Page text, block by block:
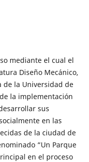
mediante el cual el
Diseño Mecánico,
de la Universidad de
la implementación
sus
en las
de la ciudad de
“Un Parque
en el proceso